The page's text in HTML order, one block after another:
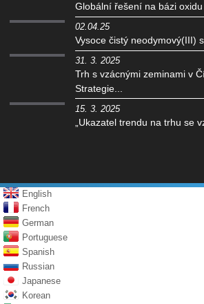
Globální řešení na bázi
02.04.25
Vysoce čistý neodymový(III)
31. 3. 2025
Trh s vzácnými zeminami v
Strategie...
15. 3. 2025
„Ukazatel trendu na trhu se
English
French
German
Portuguese
Spanish
Russian
Japanese
Korean